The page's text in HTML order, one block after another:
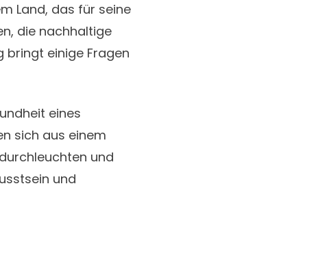
Land, das für seine
die nachhaltige
bringt einige Fragen
eines
sich aus einem
und
und